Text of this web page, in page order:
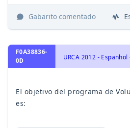
Gabarito comentado
F0A38836-
0D
El objetivo del programa de
es: